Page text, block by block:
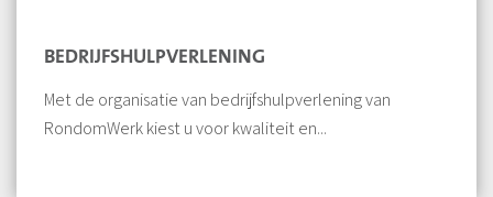
BEDRIJFSHULPVERLENING
Met de organisatie van bedrijfshulpverlening van
RondomWerk kiest u voor kwaliteit en...